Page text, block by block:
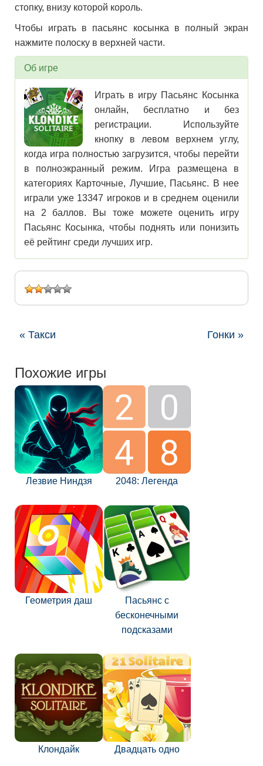
стопку, внизу которой король.
Чтобы играть в пасьянс косынка в полный экран
нажмите полоску в верхней части.
Об игре
Играть в игру Пасьянс Косынка
онлайн, бесплатно и без
регистрации. Используйте
кнопку в левом верхнем углу,
когда игра полностью загрузится, чтобы перейти
в полноэкранный режим. Игра размещена в
категориях Карточные, Лучшие, Пасьянс. В нее
играли уже 13347 игроков и в среднем оценили
на 2 баллов. Вы тоже можете оценить игру
Пасьянс Косынка, чтобы поднять или понизить
её рейтинг среди лучших игр.
« Такси Гонки »
Похожие игры
Лезвие Ниндзя 2048: Легенда
Геометрия даш
Пасьянс с
бесконечными
подсказами
Клондайк Двадцать одно